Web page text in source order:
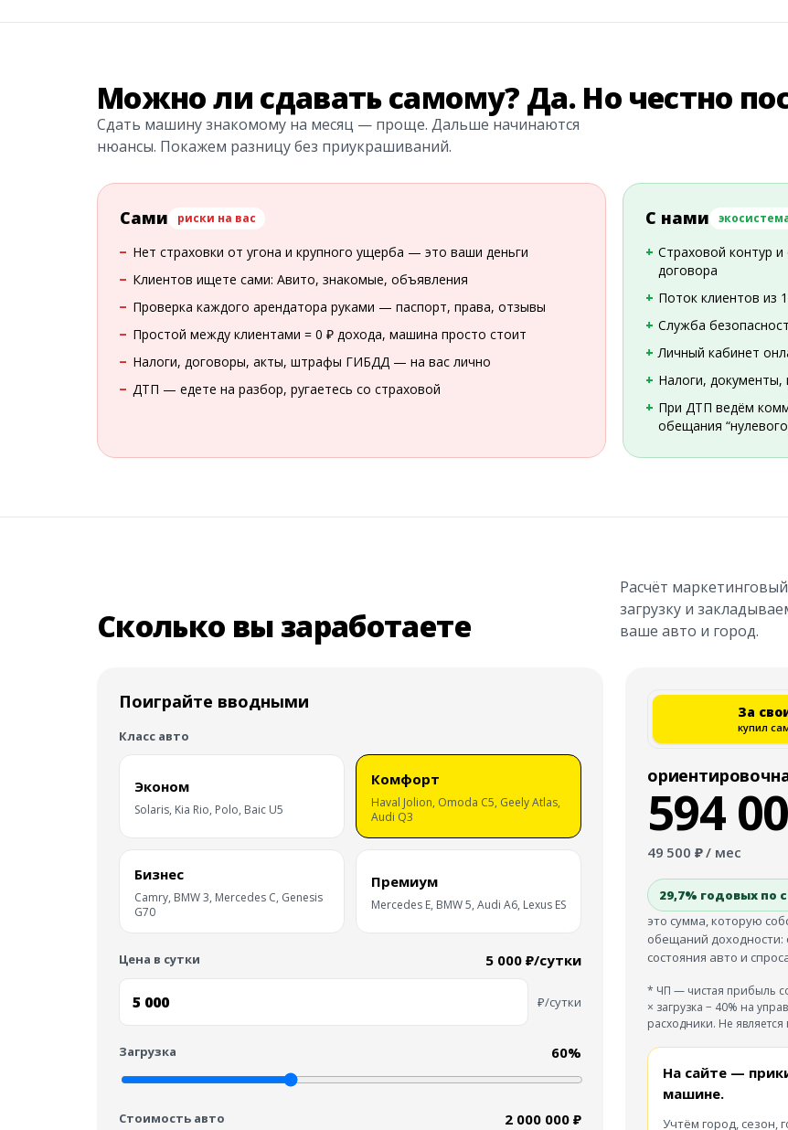
Можно ли сдавать самому? Да. Но честно
Сдать машину знакомому на месяц — проще. Дальше начинаются
нюансы. Покажем разницу без приукрашиваний.
Сами риски на вас
Нет страховки от угона и крупного ущерба — это ваши деньги
Клиентов ищете сами: Авито, знакомые, объявления
Проверка каждого арендатора руками — паспорт, права, отзывы
Простой между клиентами = 0 ₽ дохода, машина просто стоит
Налоги, договоры, акты, штрафы ГИБДД — на вас лично
ДТП — едете на разбор, ругаетесь со страховой
С нами
Страховой контур
договора
Поток клиентов из
Служба
Личный кабинет
Налоги,
При ДТП ведём
обещания “нулевого
Сколько вы заработаете
Расчёт
загрузку и
ваше авто и город.
Поиграйте вводными
Класс авто
Эконом
Solaris, Kia Rio, Polo, Baic U5
Комфорт
Haval Jolion, Omoda C5, Geely Atlas,
Audi Q3
Бизнес
Camry, BMW 3, Mercedes C, Genesis
G70
Премиум
Mercedes E, BMW 5, Audi A6, Lexus ES
Цена в сутки 5 000 ₽/сутки
₽/сутки
Загрузка 60%
Стоимость авто 2 000 000 ₽
За
купил
594
49 500 ₽ / мес
29,7% годовых по
это сумма, которую
обещаний доходности:
состояния авто и
* ЧП — чистая прибыль
× загрузка − 40% на
расходники. Не
На сайте —
машине.
Учтём город, сезон,